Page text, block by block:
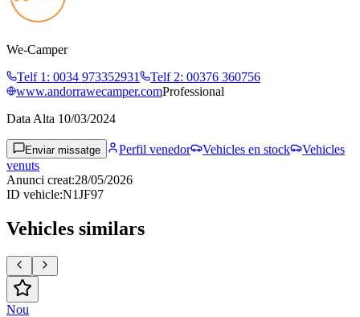
We-Camper
Telf 1 : 0034 973352931 Telf 2: 00376 360756
www.andorrawecamper.comProfessional
Data Alta 10/03/2024
Enviar missatge Perfil venedor Vehicles en stock
Vehicles
venuts
Anunci creat:28/05/2026
ID vehicle:N1JF97
Vehicles similars
Nou